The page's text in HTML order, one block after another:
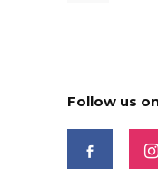
Follow us